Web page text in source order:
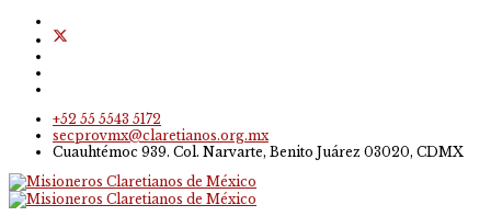
+52 55 5543 5172
secprovmx@claretianos.org.mx
Cuauhtémoc 939. Col. Narvarte, Benito Juárez 03020, CDMX